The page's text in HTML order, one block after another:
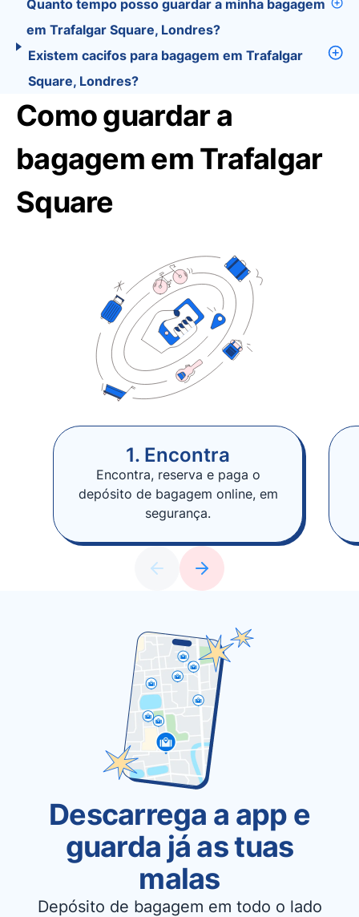
Quanto tempo posso guardar a minha bagagem
em Trafalgar Square, Londres?
Existem cacifos para bagagem em Trafalgar
Square, Londres?
Como guardar a
bagagem em Trafalgar
Square
1. Encontra
Encontra, reserva e paga o
depósito de bagagem online, em
segurança.
Descarrega a app e
guarda já as tuas
malas
Depósito de bagagem em todo o lado